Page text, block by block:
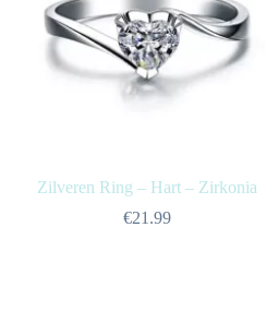
Zilveren Ring – Hart – Zirkonia
€21.99